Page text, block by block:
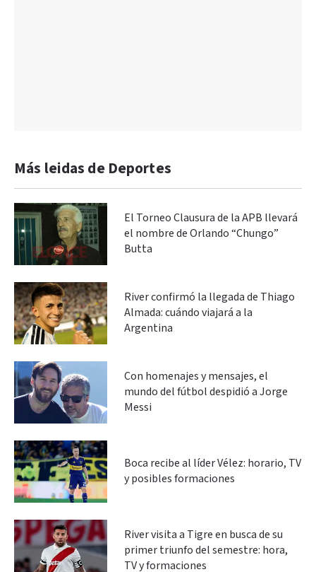
Más leidas de Deportes
El Torneo Clausura de la APB llevará
el nombre de Orlando “Chungo”
Butta
River confirmó la llegada de Thiago
Almada: cuándo viajará a la
Argentina
Con homenajes y mensajes, el
mundo del fútbol despidió a Jorge
Messi
Boca recibe al líder Vélez: horario, TV
y posibles formaciones
River visita a Tigre en busca de su
primer triunfo del semestre: hora,
TV y formaciones